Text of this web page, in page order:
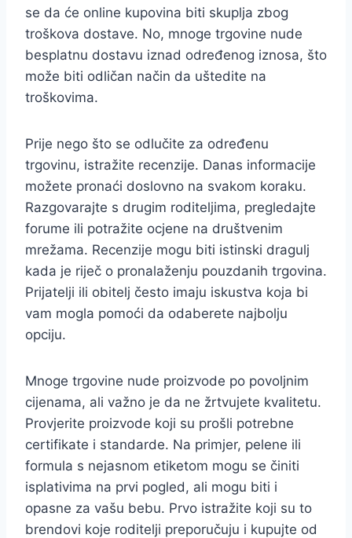
se da će online kupovina biti skuplja zbog
troškova dostave. No, mnoge trgovine nude
besplatnu dostavu iznad određenog iznosa, što
može biti odličan način da uštedite na
troškovima.
Prije nego što se odlučite za određenu
trgovinu, istražite recenzije. Danas informacije
možete pronaći doslovno na svakom koraku.
Razgovarajte s drugim roditeljima, pregledajte
forume ili potražite ocjene na društvenim
mrežama. Recenzije mogu biti istinski dragulj
kada je riječ o pronalaženju pouzdanih trgovina.
Prijatelji ili obitelj često imaju iskustva koja bi
vam mogla pomoći da odaberete najbolju
opciju.
Mnoge trgovine nude proizvode po povoljnim
cijenama, ali važno je da ne žrtvujete kvalitetu.
Provjerite proizvode koji su prošli potrebne
certifikate i standarde. Na primjer, pelene ili
formula s nejasnom etiketom mogu se činiti
isplativima na prvi pogled, ali mogu biti i
opasne za vašu bebu. Prvo istražite koji su to
brendovi koje roditelji preporučuju i kupujte od